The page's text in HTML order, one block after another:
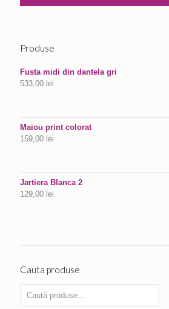
Produse
Fusta midi din dantela gri
533,00 lei
Maiou print colorat
159,00 lei
Jartiera Blanca 2
129,00 lei
Cauta produse